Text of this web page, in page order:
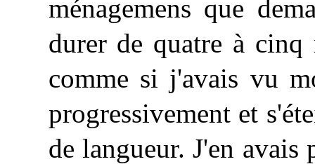
ménagemens que
durer de quatre à
comme si j'avais vu
progressivement et
de langueur. J'en avais